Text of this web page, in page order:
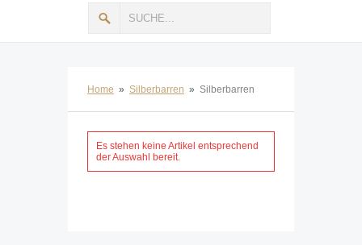
Home » Silberbarren » Silberbarren
Es stehen keine Artikel entsprechend
der Auswahl bereit.